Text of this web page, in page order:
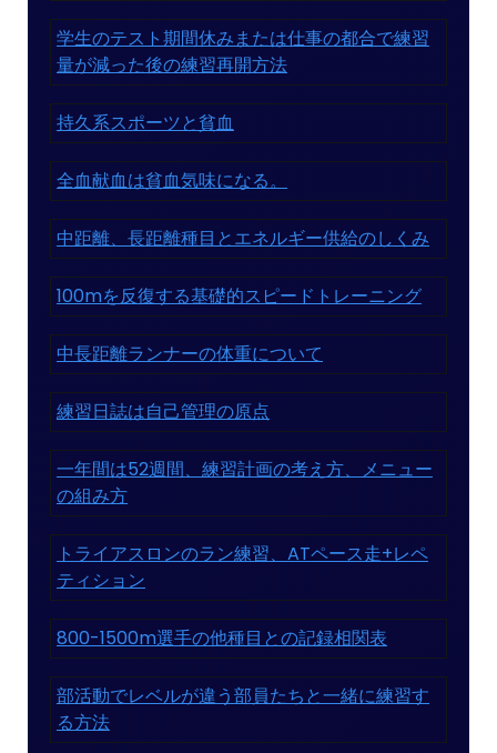
学生のテスト期間休みまたは仕事の都合で練習
量が減った後の練習再開方法
持久系スポーツと貧血
全血献血は貧血気味になる。
中距離、長距離種目とエネルギー供給のしくみ
100mを反復する基礎的スピードトレーニング
中長距離ランナーの体重について
練習日誌は自己管理の原点
一年間は52週間、練習計画の考え方、メニュー
の組み方
トライアスロンのラン練習、ATペース走+レペ
ティション
800-1500m選手の他種目との記録相関表
部活動でレベルが違う部員たちと一緒に練習す
る方法